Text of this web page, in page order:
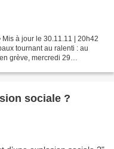
Mis à jour le 30.11.11 | 20h42
tournant au ralenti : au
grève, mercredi 29
sociale ?